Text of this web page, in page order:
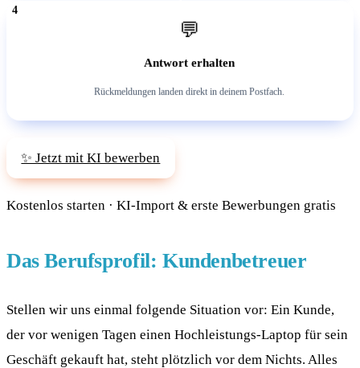
💬
Antwort erhalten
Rückmeldungen landen direkt in deinem Postfach.
✨ Jetzt mit KI bewerben
Kostenlos starten · KI-Import & erste Bewerbungen gratis
Das Berufsprofil: Kundenbetreuer
Stellen wir uns einmal folgende Situation vor: Ein Kunde,
der vor wenigen Tagen einen Hochleistungs-Laptop für sein
Geschäft gekauft hat, steht plötzlich vor dem Nichts. Alles